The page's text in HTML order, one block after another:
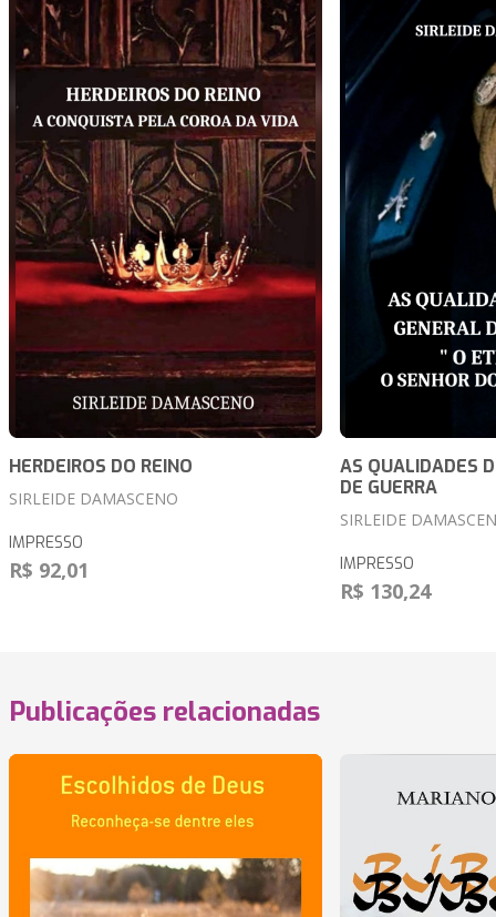
HERDEIROS DO REINO
SIRLEIDE DAMASCENO
IMPRESSO
R$ 92,01
AS QUALIDADES
DE GUERRA
SIRLEIDE
IMPRESSO
R$ 130,24
Publicações relacionadas